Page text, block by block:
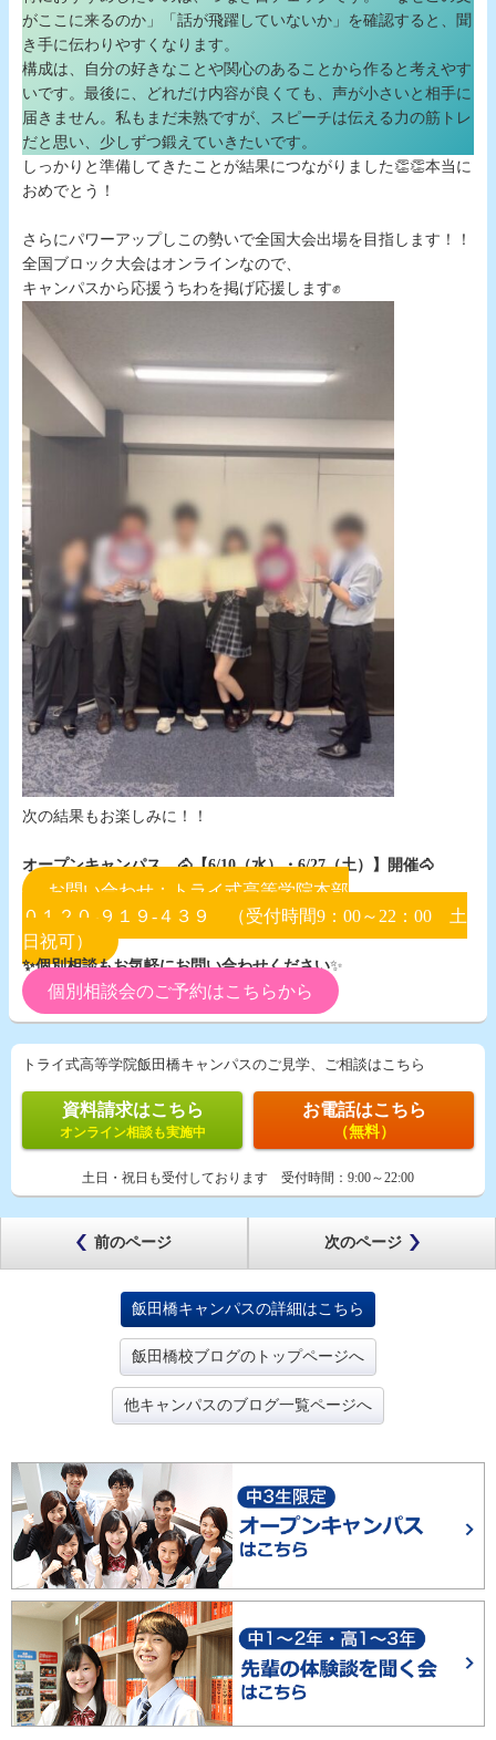
がここに来るのか」「話が飛躍していないか」を確認すると、聞
き手に伝わりやすくなります。
構成は、自分の好きなことや関心のあることから作ると考えやす
いです。最後に、どれだけ内容が良くても、声が小さいと相手に
届きません。私もまだ未熟ですが、スピーチは伝える力の筋トレ
だと思い、少しずつ鍛えていきたいです。
しっかりと準備してきたことが結果につながりました👏👏本当に
おめでとう！
さらにパワーアップしこの勢いで全国大会出場を目指します！！
全国ブロック大会はオンラインなので、
キャンパスから応援うちわを掲げ応援します✊
次の結果もお楽しみに！！
オープンキャンパス 🐴【6/10（水）・6/27（土）】開催🐴
お問い合わせ：トライ式高等学院本部
０１２０-９１９-４３９ （受付時間9：00～22：00 土
日祝可）
✨個別相談もお気軽にお問い合わせください✨
個別相談会のご予約はこちらから
トライ式高等学院飯田橋キャンパスのご見学、ご相談はこちら
資料請求はこちら
オンライン相談も実施中
お電話はこちら
（無料）
土日・祝日も受付しております 受付時間： 9:00～22:00
前のページ 次のページ
飯田橋キャンパスの詳細はこちら
飯田橋校ブログのトップページへ
他キャンパスのブログ一覧ページへ